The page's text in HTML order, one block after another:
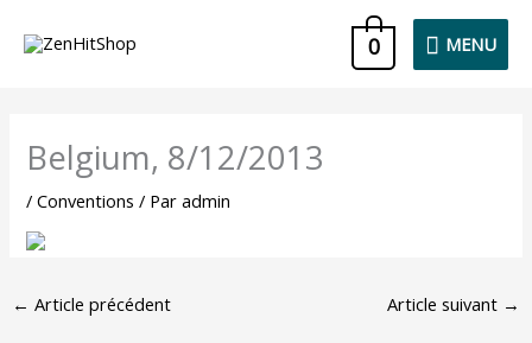
MENU
MENU
0
Belgium, 8/12/2013
/Conventions / Paradmin
← Article précédent Article suivant →